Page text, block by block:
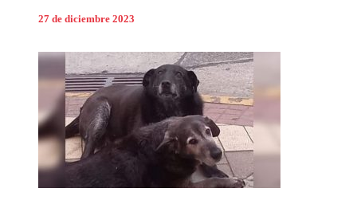
27 de diciembre 2023